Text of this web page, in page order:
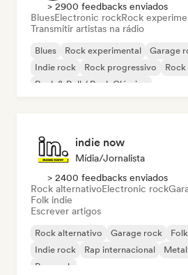
> 2900 feedbacks enviados
BluesElectronic rockRock
Transmitir artistas na rádio
Blues Rock experimental Garage
Indie rock
Rock progressivo
Rock & Roll / Rock Clássico
indie now
Mídia/Jornalista
> 2400 feedbacks enviados
Rock alternativoElectronic rock
Folk indie
Escrever artigos
Rock alternativo Garage rock
Indie rock
Rap internacional
Pop rock